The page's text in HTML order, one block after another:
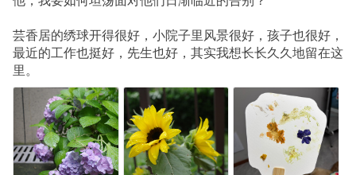
芸香居的绣球开得很好，小院子里风景很好，孩子也很好，
最近的工作也挺好，先生也好，其实我想长长久久地留在这
里。